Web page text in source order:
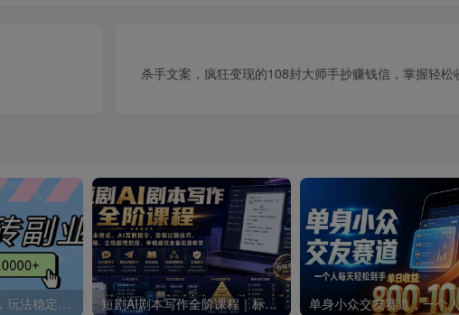
杀手文案，疯狂变现的108封大师手抄赚钱信，掌握轻松
零撸搬砖掘金项目，玩法稳定普通人可落地的长期副业，月收益轻松10000+ 短剧AI剧本写作全阶课程｜标准剧本格式、AI写剧指令、投稿过稿技巧、网文改编、主线剧情把控、审稿避坑全套实操教学